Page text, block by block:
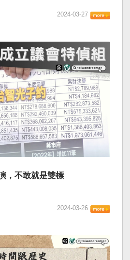
2024-03-27
，不敢就是雙標
2024-03-26